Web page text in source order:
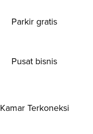
Parkir gratis
Pusat bisnis
Kamar Terkoneksi